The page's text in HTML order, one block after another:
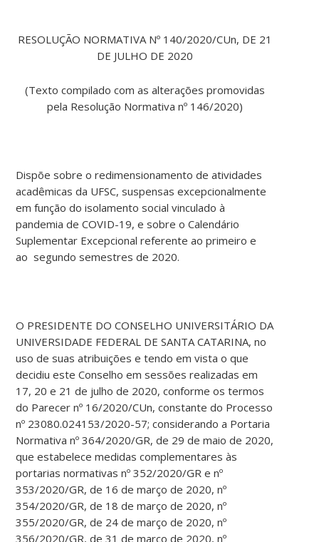
RESOLUÇÃO NORMATIVA Nº 140/2020/CUn, DE 21
DE JULHO DE 2020
(Texto compilado com as alterações promovidas
pela Resolução Normativa nº 146/2020)
Dispõe sobre o redimensionamento de atividades
acadêmicas da UFSC, suspensas excepcionalmente
em função do isolamento social vinculado à
pandemia de COVID-19, e sobre o Calendário
Suplementar Excepcional referente ao primeiro e
ao segundo semestres de 2020.
O PRESIDENTE DO CONSELHO UNIVERSITÁRIO DA
UNIVERSIDADE FEDERAL DE SANTA CATARINA, no
uso de suas atribuições e tendo em vista o que
decidiu este Conselho em sessões realizadas em
17, 20 e 21 de julho de 2020, conforme os termos
do Parecer nº 16/2020/CUn, constante do Processo
nº 23080.024153/2020-57; considerando a Portaria
Normativa nº 364/2020/GR, de 29 de maio de 2020,
que estabelece medidas complementares às
portarias normativas nº 352/2020/GR e nº
353/2020/GR, de 16 de março de 2020, nº
354/2020/GR, de 18 de março de 2020, nº
355/2020/GR, de 24 de março de 2020, nº
356/2020/GR, de 31 de março de 2020, nº